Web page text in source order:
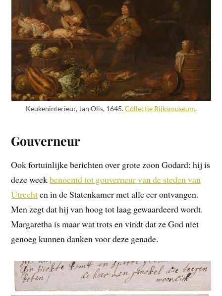
Keukeninterieur, Jan Olis, 1645.Collectie Rijksmuseum.
Gouverneur
Ook fortuinlijke berichten over grote zoon Godard: hij is
deze weekbenoemd tot gouverneur van de steden van
Utrechten in de Statenkamer met alle eer ontvangen.
Men zegt dat hij van hoog tot laag gewaardeerd wordt.
Margaretha is maar wat trots en vindt dat ze God niet
genoeg kunnen danken voor deze genade.